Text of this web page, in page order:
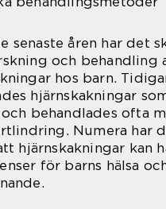
senaste åren har det
och behandling
hos barn.
hjärnskakningar
behandlades ofta
Numera har
hjärnskakningar kan
för barns hälsa